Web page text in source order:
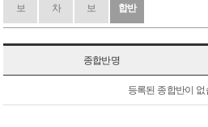
보
차
보
합반
종합반명
등록된 종합반이 없